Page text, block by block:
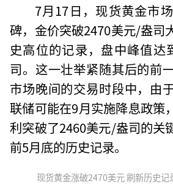
7月17日，现货黄金市
碑，金价突破2470美元/盎司
史高位的记录，盘中峰值达
司。这一壮举紧随其后的前
市场晚间的交易时段中，由
联储可能在9月实施降息政策
利突破了2460美元/盎司的关
前5月底的历史记录。
现货黄金涨破2470美元 刷新历史